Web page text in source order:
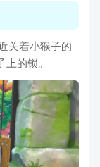
关着小猴子的
的锁。